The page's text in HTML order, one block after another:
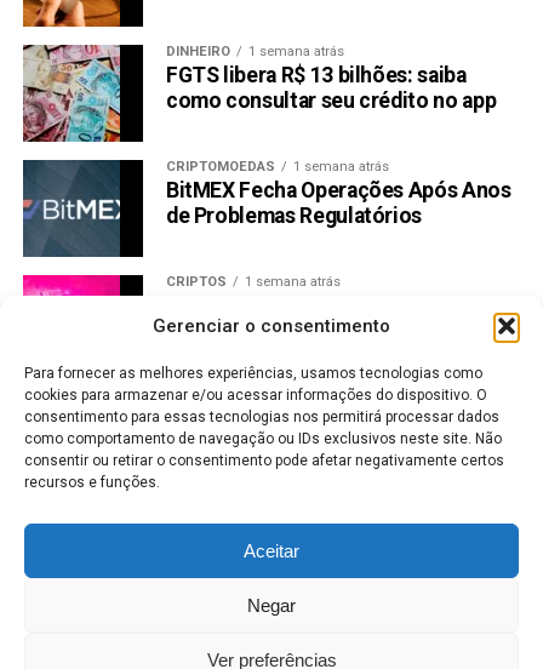
Gerenciar o consentimento
Para fornecer as melhores experiências, usamos tecnologias como
cookies para armazenar e/ou acessar informações do dispositivo. O
consentimento para essas tecnologias nos permitirá processar dados
como comportamento de navegação ou IDs exclusivos neste site. Não
consentir ou retirar o consentimento pode afetar negativamente certos
recursos e funções.
Aceitar
Negar
Ver preferências
DINHEIRO 1 semana atrás
FGTS libera R$ 13 bilhões: saiba
como consultar seu crédito no app
CRIPTOMOEDAS 1 semana atrás
BitMEX Fecha Operações Após Anos
de Problemas Regulatórios
CRIPTOS 1 semana atrás
semana e mira resistência de US$
CRIPTOMOEDAS 1 semana atrás
Bitcoin a US$ 65 mil: halving se
aproxima e mercado já reage
dividendos; veja valores
Bradesco antecipa JCP de R$ 6,5 bi;